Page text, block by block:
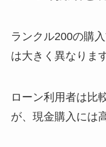
ランクル200の購
は大きく異なります
ローン利用者は比
が、現金購入には